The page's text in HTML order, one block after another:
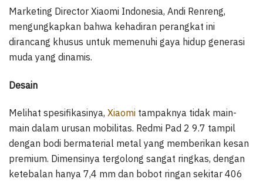
Marketing Director Xiaomi Indonesia, Andi Renreng,
mengungkapkan bahwa kehadiran perangkat ini
dirancang khusus untuk memenuhi gaya hidup generasi
muda yang dinamis.
Desain
Melihat spesifikasinya, Xiaomi tampaknya tidak main-
main dalam urusan mobilitas. Redmi Pad 2 9.7 tampil
dengan bodi bermaterial metal yang memberikan kesan
premium. Dimensinya tergolong sangat ringkas, dengan
ketebalan hanya 7,4 mm dan bobot ringan sekitar 406